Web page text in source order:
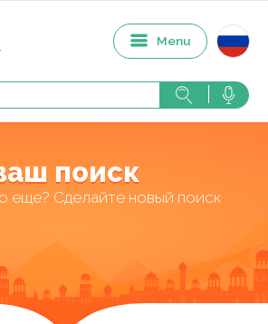
Menu
поиск
еще? Сделайте новый поиск